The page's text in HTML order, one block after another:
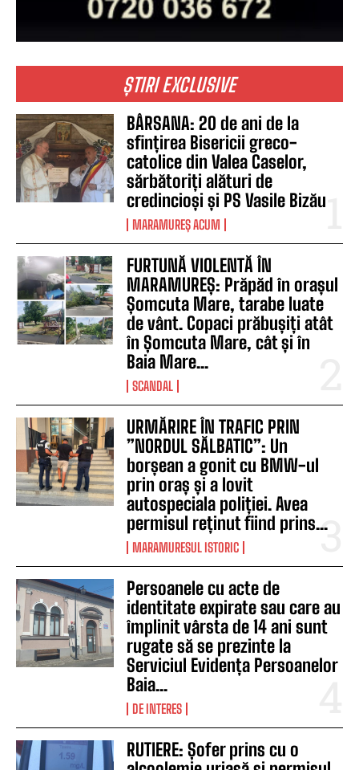
ȘTIRI EXCLUSIVE
BÂRSANA: 20 de ani de la
sfințirea Bisericii greco-
catolice din Valea Caselor,
sărbătoriți alături de
credincioși și PS Vasile Bizău
MARAMUREȘ ACUM
FURTUNĂ VIOLENTĂ ÎN
MARAMUREȘ: Prăpăd în orașul
Șomcuta Mare, tarabe luate
de vânt. Copaci prăbușiți atât
în Șomcuta Mare, cât și în
Baia Mare...
SCANDAL
URMĂRIRE ÎN TRAFIC PRIN
”NORDUL SĂLBATIC”: Un
borșean a gonit cu BMW-ul
prin oraș și a lovit
autospeciala poliției. Avea
permisul reținut fiind prins...
MARAMURESUL ISTORIC
Persoanele cu acte de
identitate expirate sau care au
împlinit vârsta de 14 ani sunt
rugate să se prezinte la
Serviciul Evidența Persoanelor
Baia...
DE INTERES
RUTIERE: Șofer prins cu o